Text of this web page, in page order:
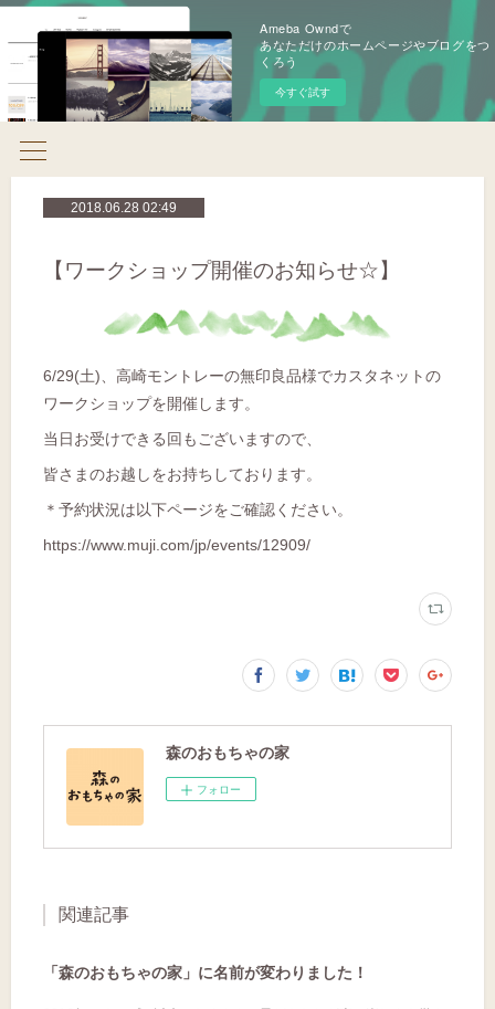
Ameba Owndで
あなただけのホームページやブログをつ
くろう
今すぐ試す
2018.06.28 02:49
【ワークショップ開催のお知らせ☆】
6/29(土)、高崎モントレーの無印良品様でカスタネットの
ワークショップを開催します。
当日お受けできる回もございますので、
皆さまのお越しをお持ちしております。
＊予約状況は以下ページをご確認ください。
https://www.muji.com/jp/events/12909/
森のおもちゃの家
フォロー
関連記事
「森のおもちゃの家」に名前が変わりました！